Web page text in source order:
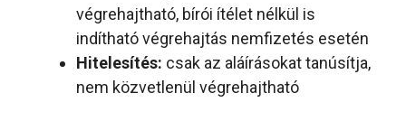
végrehajtható, bírói ítélet nélkül is
indítható végrehajtás nemfizetés esetén
Hitelesítés: csak az aláírásokat tanúsítja,
nem közvetlenül végrehajtható